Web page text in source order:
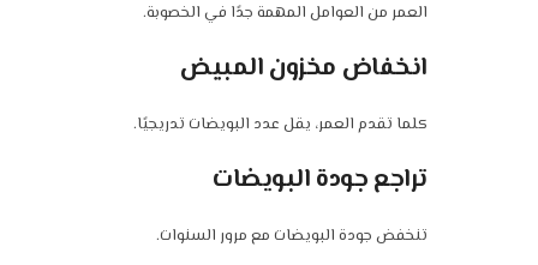
العمر من العوامل المهمة جدًا في الخصوبة.
انخفاض مخزون المبيض
كلما تقدم العمر، يقل عدد البويضات تدريجيًا.
تراجع جودة البويضات
تنخفض جودة البويضات مع مرور السنوات.